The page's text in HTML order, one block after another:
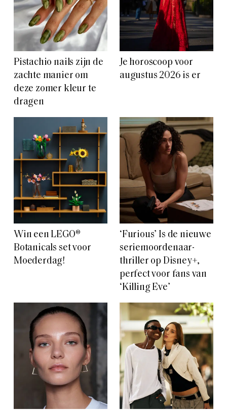
Pistachio nails zijn de
zachte manier om
deze zomer kleur te
dragen
Je horoscoop voor
augustus 2026 is er
Win een LEGO®
Botanicals set voor
Moederdag!
‘Furious’ Is de nieuwe
seriemoordenaar-
thriller op Disney+,
perfect voor fans van
‘Killing Eve’